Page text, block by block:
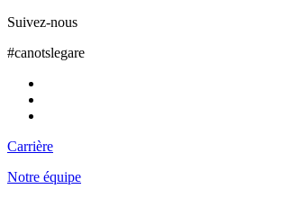
Suivez-nous
#canotslegare
Carrière
Notre équipe